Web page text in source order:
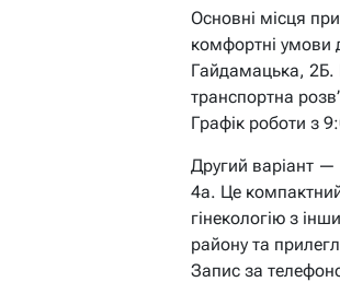
Основні місця
комфортні умови
Гайдамацька, 2Б.
транспортна
Графік роботи з
Другий варіант —
4а. Це
гінекологію з
району та
Запис за